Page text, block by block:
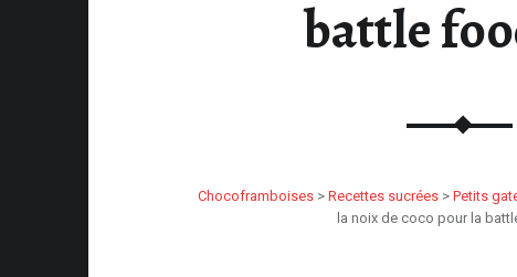
battle
Chocoframboises> Recettes sucrées> Petits
la noix de coco pour la